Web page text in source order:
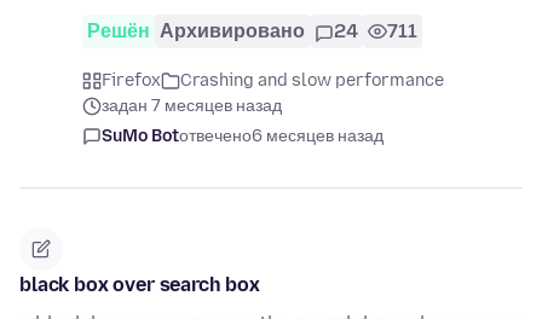
Решён Архивировано 24 711
Firefox
Crashing and slow performance
задан 7 месяцев назад
SuMo Botотвечено6 месяцев назад
black box over search box